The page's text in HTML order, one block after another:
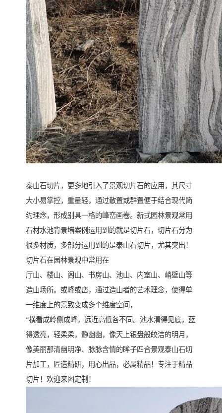
泰山石切片，更多地引入了景观切片石的应用，其尺寸
大小易掌控，重量轻，通过散置或群置便于结合现代简
约理念，形成别具一格的峰峦画卷。新式园林景观常用
石材水池背景墙案例运用到的就是切片石，切片石分为
很多材质，多部分运用到的是泰山石切片，尤其突出！
切片石在园林景观中常用在
厅山、楼山、阁山、书房山、池山、内室山、峭壁山等
造山场所。或峰或峦，通过造山者的艺术理念，使得单
一维度上的景致变成多个维度空间，
“横看成岭侧成峰，远近高低各不同。池水清得见底，蓝
得透亮，轻柔柔，静幽幽，像天上银盘般皎洁的明月，
像美丽那清幽明净、脉脉含情的眸子四合景观泰山石切
片加工，匠造精研，用心出品，必属精品！专注于精品
切片！欢迎来图定制！